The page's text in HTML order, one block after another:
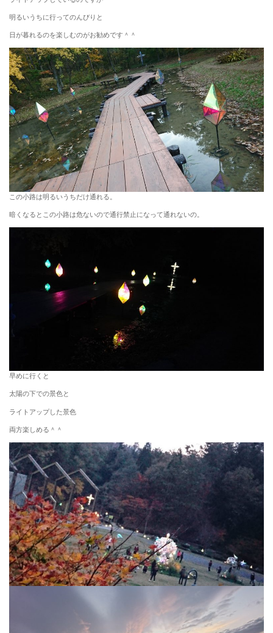
明るいうちに行ってのんびりと
日が暮れるのを楽しむのがお勧めです＾＾
この小路は明るいうちだけ通れる。
暗くなるとこの小路は危ないので通行禁止になって通れないの。
早めに行くと
太陽の下での景色と
ライトアップした景色
両方楽しめる＾＾